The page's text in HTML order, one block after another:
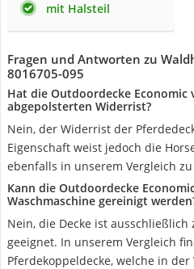
mit Halsteil
Fragen und Antworten zu
8016705-095
Hat die Outdoordecke Economic
abgepolsterten Widerrist?
Nein, der Widerrist der
Eigenschaft weist jedoch die
ebenfalls in unserem Vergleich
Kann die Outdoordecke
Waschmaschine gereinigt
Nein, die Decke ist
geeignet. In unserem Vergleich
Pferdekoppeldecke, welche in